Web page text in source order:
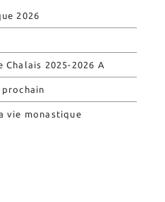
2026
2025-2026 A
vie monastique